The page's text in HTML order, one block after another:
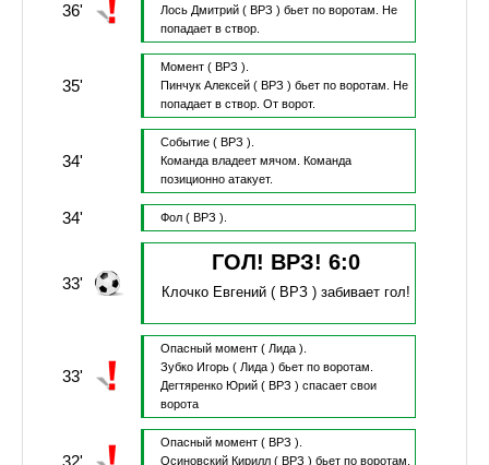
36'
Лось Дмитрий( ВРЗ ) бьет по воротам.
Не
попадает в створ.
35'
Момент ( ВРЗ ).
Пинчук Алексей( ВРЗ ) бьет по воротам.
Не
попадает в створ. От ворот.
34'
Событие ( ВРЗ ).
Команда владеет мячом.
Команда
позиционно атакует.
34' Фол ( ВРЗ ).
33'
ГОЛ! ВРЗ! 6:0
Клочко Евгений( ВРЗ ) забивает гол!
33'
Опасный момент ( Лида ).
Зубко Игорь( Лида ) бьет по воротам.
Дегтяренко Юрий( ВРЗ ) спасает свои
ворота
Опасный момент ( ВРЗ ).
Осиновский Кирилл( ВРЗ ) бьет по воротам.